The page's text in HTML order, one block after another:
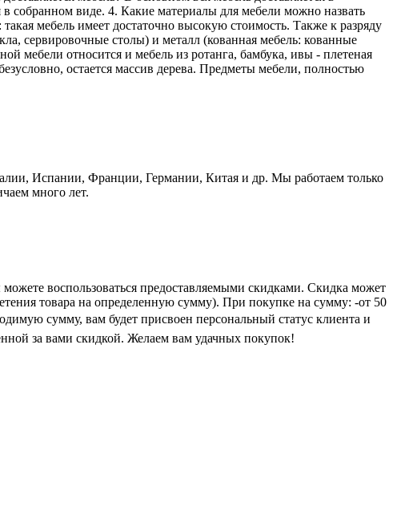
собранном виде. 4. Какие материалы для мебели можно назвать
мебель имеет достаточно высокую стоимость. Также к разряду
сервировочные столы) и металл (кованная мебель: кованные
мебели относится и мебель из ротанга, бамбука, ивы - плетеная
остается массив дерева. Предметы мебели, полностью
Испании, Франции, Германии, Китая и др. Мы работаем только
много лет.
воспользоваться предоставляемыми скидками. Скидка может
товара на определенную сумму). При покупке на сумму: -от 50
сумму, вам будет присвоен персональный статус клиента и
за вами скидкой. Желаем вам удачных покупок!